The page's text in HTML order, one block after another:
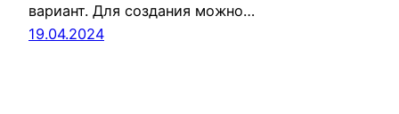
вариант. Для создания можно…
19.04.2024